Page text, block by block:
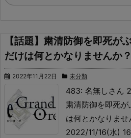
【話題】粛清防御を即死が
だけは何とかなりませんか？
2022年11月22日 未分類
483: 名無しさん
粛清防御を即死
は何とかなりま
2022/11/16(水)